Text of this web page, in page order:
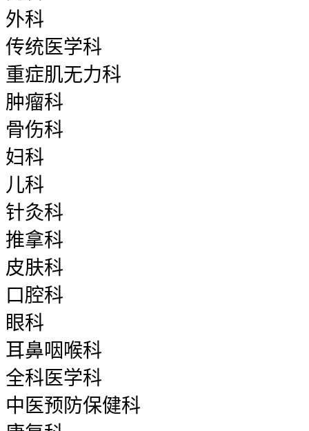
外科
传统医学科
重症肌无力科
肿瘤科
骨伤科
妇科
儿科
针灸科
推拿科
皮肤科
口腔科
眼科
耳鼻咽喉科
全科医学科
中医预防保健科